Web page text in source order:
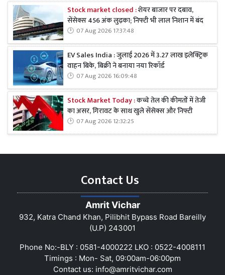
Stock market closed :शेयर बाजार पर दबाव,
सेंसेक्स 456 अंक लुढ़का; निफ्टी भी लाल निशान में बंद
07 Aug 2026 17:37:48
EV Sales India : जुलाई 2026 में 3.27 लाख इलेक्ट्रिक
वाहन बिके, बिक्री ने बनाया नया रिकॉर्ड
07 Aug 2026 16:09:48
Stock Market Today :कच्चे तेल की कीमतों में तेजी
का असर, गिरावट के साथ खुले सेंसेक्स और निफ्टी
07 Aug 2026 12:32:25
Contact Us
Amrit Vichar
932, Katra Chand Khan, Pilibhit Bypass Road Bareilly
(U.P) 243001
Phone No:-BLY : 0581-4000222 LKO : 0522-4008111
Timings : Mon- Sat, 09:00am-06:00pm
Contact us: info@amritvichar.com